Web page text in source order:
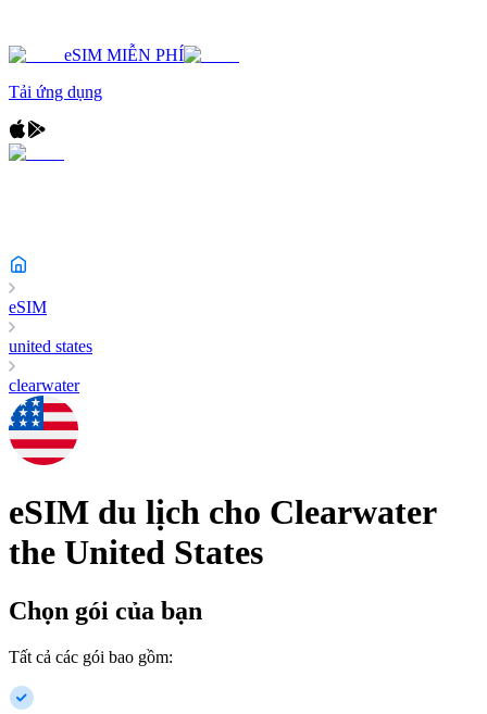
eSIM MIỄN PHÍ
Tải ứng dụng
eSIM
united states
clearwater
eSIM du lịch cho Clearwater
the United States
Chọn gói của bạn
Tất cả các gói bao gồm: